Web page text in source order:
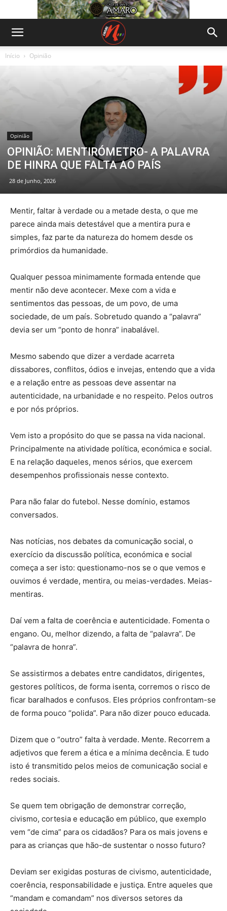
Início Opinião
Opinião
OPINIÃO: MENTIRÓMETRO- A PALAVRA
DE HINRA QUE FALTA AO PAÍS
28 de Junho, 2026
Mentir, faltar à verdade ou a metade desta, o que me
parece ainda mais detestável que a mentira pura e
simples, faz parte da natureza do homem desde os
primórdios da humanidade.
Qualquer pessoa minimamente formada entende que
mentir não deve acontecer. Mexe com a vida e
sentimentos das pessoas, de um povo, de uma
sociedade, de um país. Sobretudo quando a “palavra”
devia ser um “ponto de honra” inabalável.
Mesmo sabendo que dizer a verdade acarreta
dissabores, conflitos, ódios e invejas, entendo que a vida
e a relação entre as pessoas deve assentar na
autenticidade, na urbanidade e no respeito. Pelos outros
e por nós próprios.
Vem isto a propósito do que se passa na vida nacional.
Principalmente na atividade política, económica e social.
E na relação daqueles, menos sérios, que exercem
desempenhos profissionais nesse contexto.
Para não falar do futebol. Nesse domínio, estamos
conversados.
Nas notícias, nos debates da comunicação social, o
exercício da discussão política, económica e social
começa a ser isto: questionamo-nos se o que vemos e
ouvimos é verdade, mentira, ou meias-verdades. Meias-
mentiras.
Daí vem a falta de coerência e autenticidade. Fomenta o
engano. Ou, melhor dizendo, a falta de “palavra”. De
“palavra de honra”.
Se assistirmos a debates entre candidatos, dirigentes,
gestores políticos, de forma isenta, corremos o risco de
ficar baralhados e confusos. Eles próprios confrontam-se
de forma pouco “polida”. Para não dizer pouco educada.
Dizem que o “outro” falta à verdade. Mente. Recorrem a
adjetivos que ferem a ética e a mínima decência. E tudo
isto é transmitido pelos meios de comunicação social e
redes sociais.
Se quem tem obrigação de demonstrar correção,
civismo, cortesia e educação em público, que exemplo
vem “de cima” para os cidadãos? Para os mais jovens e
para as crianças que hão-de sustentar o nosso futuro?
Deviam ser exigidas posturas de civismo, autenticidade,
coerência, responsabilidade e justiça. Entre aqueles que
“mandam e comandam” nos diversos setores da